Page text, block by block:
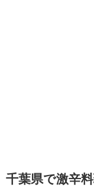
千葉県で激辛